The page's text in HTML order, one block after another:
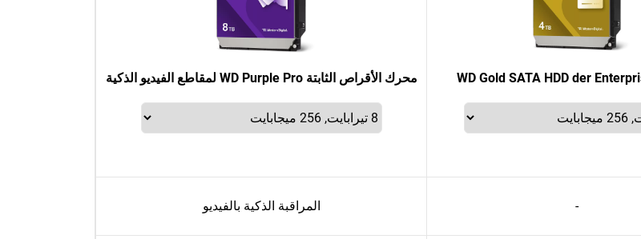
WD Gold SATA HDD der محرك الأقراص الثابتة WD Purple Pro لمقاطع الفيديو الذكية
- المراقبة الذكية بالفيديو